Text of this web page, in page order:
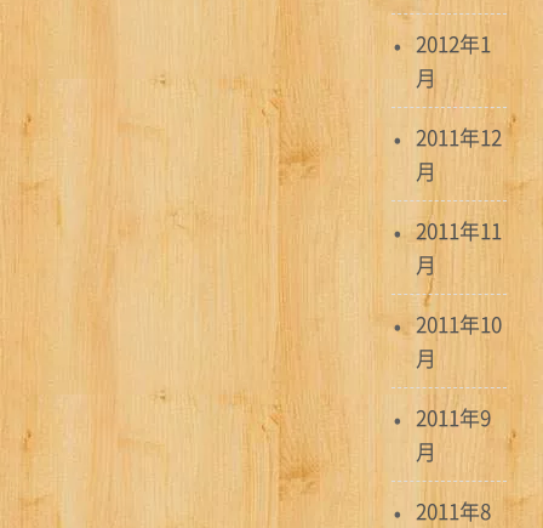
2012年1
月
2011年12
月
2011年11
月
2011年10
月
2011年9
月
2011年8